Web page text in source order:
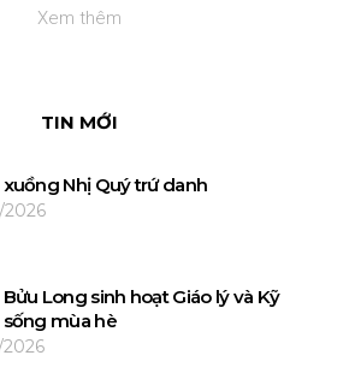
Xem thêm
TIN MỚI
xuồng Nhị Quý trứ danh
2026
Bửu Long sinh hoạt Giáo lý và Kỹ
mùa hè
2026